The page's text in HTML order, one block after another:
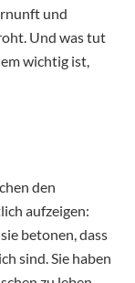
und
Und was tut
wichtig ist,
den
aufzeigen:
betonen, dass
sind. Sie haben